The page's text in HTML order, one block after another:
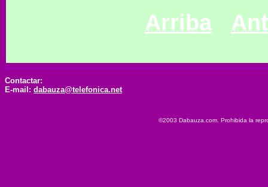
Arriba
Contactar:
E-mail: dabauza@telefonica.net
©2003 Dabauza.com. Prohibida la